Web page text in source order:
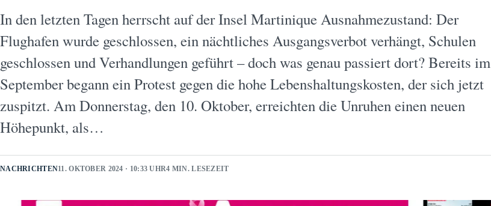
In den letzten Tagen herrscht auf der Insel Martinique Ausnahmezustand: Der
Flughafen wurde geschlossen, ein nächtliches Ausgangsverbot verhängt, Schulen
geschlossen und Verhandlungen geführt – doch was genau passiert dort? Bereits im
September begann ein Protest gegen die hohe Lebenshaltungskosten, der sich jetzt
zuspitzt. Am Donnerstag, den 10. Oktober, erreichten die Unruhen einen neuen
Höhepunkt, als…
NACHRICHTEN11. OKTOBER 2024 · 10:33 UHR4 MIN. LESEZEIT